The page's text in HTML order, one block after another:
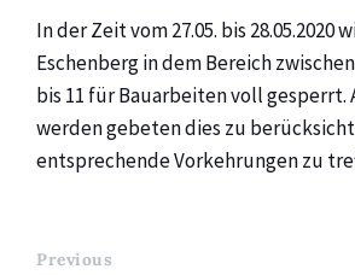
In der Zeit vom 27.05. bis 28.05.2020
Eschenberg in dem Bereich
bis 11 für Bauarbeiten voll gesperrt.
werden gebeten dies zu
entsprechende Vorkehrungen zu
Previous